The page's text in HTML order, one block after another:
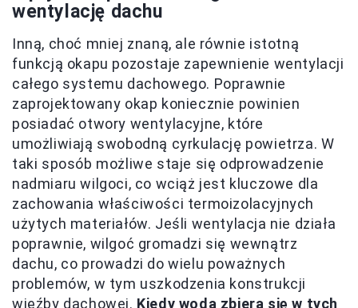
wentylację dachu
Inną, choć mniej znaną, ale równie istotną
funkcją okapu pozostaje zapewnienie wentylacji
całego systemu dachowego. Poprawnie
zaprojektowany okap koniecznie powinien
posiadać otwory wentylacyjne, które
umożliwiają swobodną cyrkulację powietrza. W
taki sposób możliwe staje się odprowadzenie
nadmiaru wilgoci, co wciąż jest kluczowe dla
zachowania właściwości termoizolacyjnych
użytych materiałów. Jeśli wentylacja nie działa
poprawnie, wilgoć gromadzi się wewnątrz
dachu, co prowadzi do wielu poważnych
problemów, w tym uszkodzenia konstrukcji
więźby dachowej. Kiedy woda zbiera się w tych